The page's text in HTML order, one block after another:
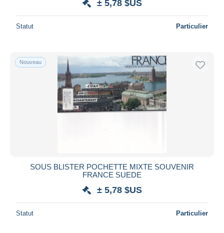
± 5,78 $US
Statut Particulier
Nouveau
SOUS BLISTER POCHETTE MIXTE SOUVENIR
FRANCE SUEDE
± 5,78 $US
Statut Particulier